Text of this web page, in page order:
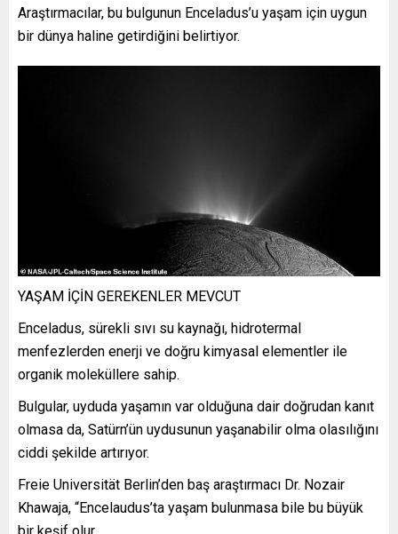
Araştırmacılar, bu bulgunun Enceladus’u yaşam için uygun
bir dünya haline getirdiğini belirtiyor.
YAŞAM İÇİN GEREKENLER MEVCUT
Enceladus, sürekli sıvı su kaynağı, hidrotermal
menfezlerden enerji ve doğru kimyasal elementler ile
organik moleküllere sahip.
Bulgular, uyduda yaşamın var olduğuna dair doğrudan kanıt
olmasa da, Satürn’ün uydusunun yaşanabilir olma olasılığını
ciddi şekilde artırıyor.
Freie Universität Berlin’den baş araştırmacı Dr. Nozair
Khawaja, “Encelaudus’ta yaşam bulunmasa bile bu büyük